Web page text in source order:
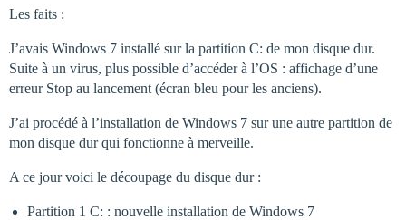
Les faits :
J’avais Windows 7 installé sur la partition C: de mon disque dur.
Suite à un virus, plus possible d’accéder à l’OS : affichage d’une
erreur Stop au lancement (écran bleu pour les anciens).
J’ai procédé à l’installation de Windows 7 sur une autre partition de
mon disque dur qui fonctionne à merveille.
A ce jour voici le découpage du disque dur :
Partition 1 C: : nouvelle installation de Windows 7